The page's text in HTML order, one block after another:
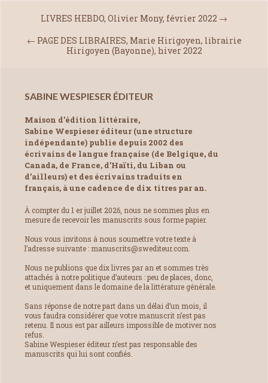
LIVRES HEBDO, Olivier Mony, février 2022 →
← PAGE DES LIBRAIRES, Marie Hirigoyen, librairie
Hirigoyen (Bayonne), hiver 2022
SABINE WESPIESER ÉDITEUR
Maison d’édition littéraire,
Sabine Wespieser éditeur (une structure
indépendante) publie depuis 2002 des
écrivains de langue française (de Belgique, du
Canada, de France, d’Haïti, du Liban ou
d’ailleurs) et des écrivains traduits en
français, à une cadence de dix titres par an.
À compter du 1 er juillet 2026, nous ne sommes plus en
mesure de recevoir les manuscrits sous forme papier.
Nous vous invitons à nous soumettre votre texte à
l’adresse suivante : manuscrits@swediteur.com.
Nous ne publions que dix livres par an et sommes très
attachés à notre politique d’auteurs : peu de places, donc,
et uniquement dans le domaine de la littérature générale.
Sans réponse de notre part dans un délai d’un mois, il
vous faudra considérer que votre manuscrit n’est pas
retenu. Il nous est par ailleurs impossible de motiver nos
refus.
Sabine Wespieser éditeur n’est pas responsable des
manuscrits qui lui sont confiés.